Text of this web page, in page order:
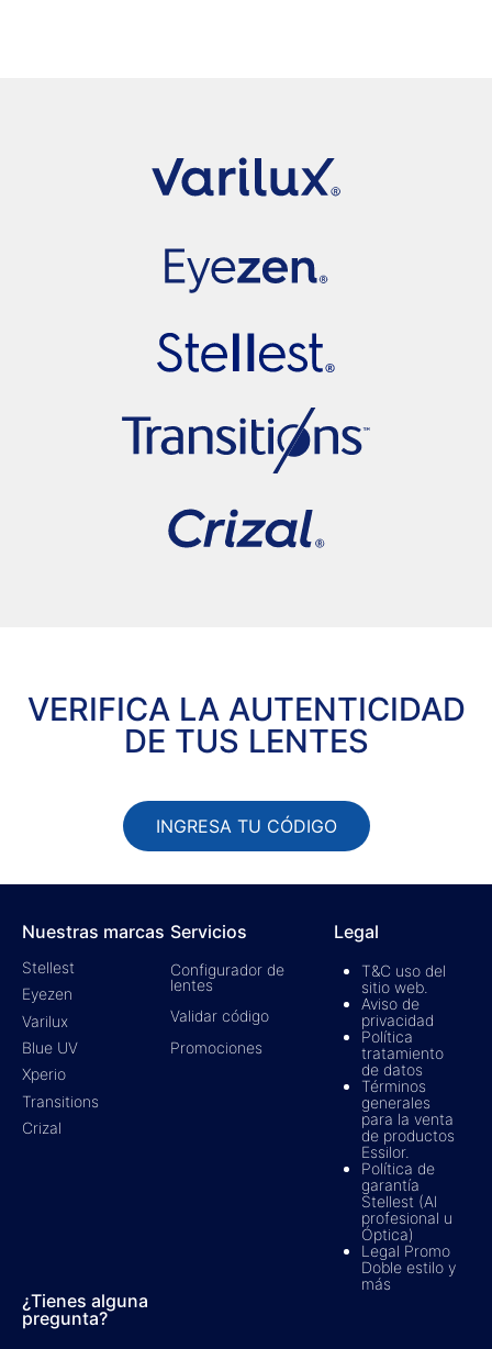
VERIFICA LA AUTENTICIDAD
DE TUS LENTES
INGRESA TU CÓDIGO
Nuestras marcas
Stellest
Eyezen
Varilux
Blue UV
Xperio
Transitions
Crizal
Servicios
Configurador de
lentes
Validar código
Promociones
Legal
T&C uso del
sitio web.
Aviso de
privacidad
Política
tratamiento
de datos
Términos
generales
para la venta
de productos
Essilor.
Política de
garantía
Stellest (Al
profesional u
Óptica)
Legal Promo
Doble estilo y
más
¿Tienes alguna
pregunta?